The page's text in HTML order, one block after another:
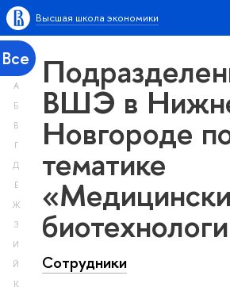
Высшая школа экономики
Все
А
Б
В
Г
Д
Е
Ж
З
И
Й
К
ВШЭ в
Новгороде
тематике
Сотрудники